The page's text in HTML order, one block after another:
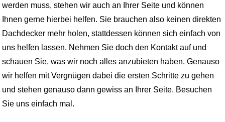
werden muss, stehen wir auch an Ihrer Seite und können
Ihnen gerne hierbei helfen. Sie brauchen also keinen direkten
Dachdecker mehr holen, stattdessen können sich einfach von
uns helfen lassen. Nehmen Sie doch den Kontakt auf und
schauen Sie, was wir noch alles anzubieten haben. Genauso
wir helfen mit Vergnügen dabei die ersten Schritte zu gehen
und stehen genauso dann gewiss an Ihrer Seite. Besuchen
Sie uns einfach mal.